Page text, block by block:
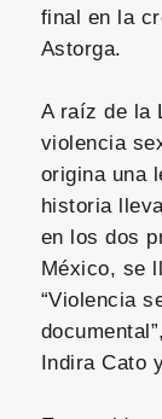
final en la
Astorga.
A raíz de la
violencia
origina una
historia
en los dos
México, se
“Violencia
Indira Cato